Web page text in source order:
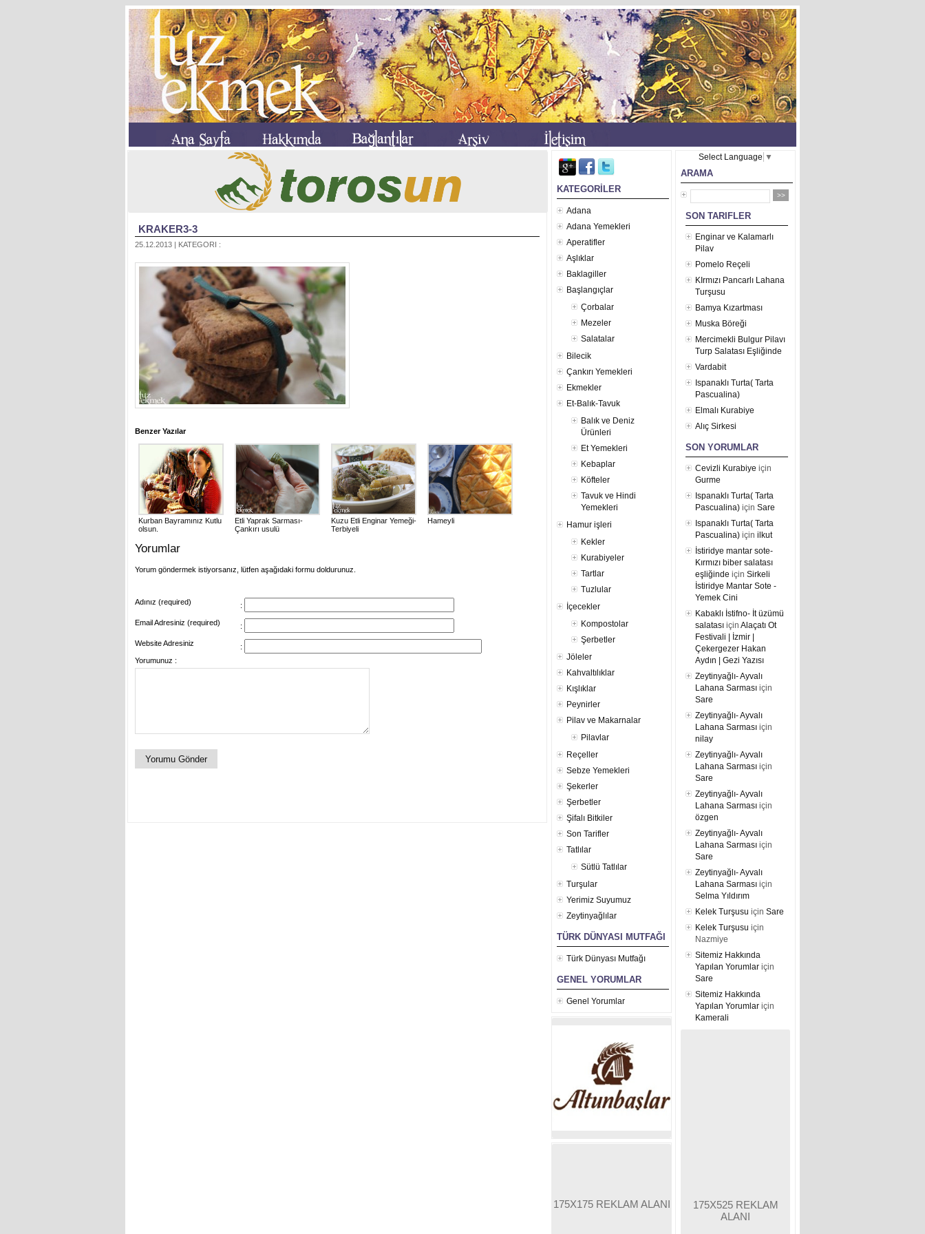
KRAKER3-3
25.12.2013 | KATEGORI :
Benzer Yazılar
Kurban Bayramınız Kutlu
olsun.
Etli Yaprak Sarması-
Çankırı usulü
Kuzu Etli Enginar Yemeği-
Terbiyeli
Hameyli
Yorumlar
Yorum göndermek istiyorsanız, lütfen aşağıdaki formu doldurunuz.
Adınız (required) :
Email Adresiniz (required) :
Website Adresiniz
:
Yorumunuz :
KATEGORİLER
Adana
Adana Yemekleri
Aperatifler
Aşlıklar
Baklagiller
Başlangıçlar
Çorbalar
Mezeler
Salatalar
Bilecik
Çankırı Yemekleri
Ekmekler
Et-Balık-Tavuk
Balık ve Deniz
Ürünleri
Et Yemekleri
Kebaplar
Köfteler
Tavuk ve Hindi
Yemekleri
Hamur işleri
Kekler
Kurabiyeler
Tartlar
Tuzlular
İçecekler
Kompostolar
Şerbetler
Jöleler
Kahvaltılıklar
Kışlıklar
Peynirler
Pilav ve Makarnalar
Pilavlar
Reçeller
Sebze Yemekleri
Şekerler
Şerbetler
Şifalı Bitkiler
Son Tarifler
Tatlılar
Sütlü Tatlılar
Turşular
Yerimiz Suyumuz
Zeytinyağlılar
TÜRK DÜNYASI MUTFAĞI
Türk Dünyası Mutfağı
GENEL YORUMLAR
Genel Yorumlar
175X175 REKLAM ALANI
Select Language ▼
ARAMA
SON TARIFLER
Enginar ve Kalamarlı
Pilav
Pomelo Reçeli
KIrmızı Pancarlı Lahana
Turşusu
Bamya Kızartması
Muska Böreği
Mercimekli Bulgur Pilavı
Turp Salatası Eşliğinde
Vardabit
Ispanaklı Turta( Tarta
Pascualina)
Elmalı Kurabiye
Alıç Sirkesi
SON YORUMLAR
Cevizli Kurabiye için
Gurme
Ispanaklı Turta( Tarta
Pascualina) için Sare
Ispanaklı Turta( Tarta
Pascualina) için ilkut
İstiridye mantar sote-
Kırmızı biber salatası
eşliğinde için Sirkeli
İstiridye Mantar Sote -
Yemek Cini
Kabaklı İstifno- İt üzümü
salatası için Alaçatı Ot
Festivali | İzmir |
Çekergezer Hakan
Aydın | Gezi Yazısı
Zeytinyağlı- Ayvalı
Lahana Sarması için
Sare
Zeytinyağlı- Ayvalı
Lahana Sarması için
nilay
Zeytinyağlı- Ayvalı
Lahana Sarması için
Sare
Zeytinyağlı- Ayvalı
Lahana Sarması için
özgen
Zeytinyağlı- Ayvalı
Lahana Sarması için
Sare
Zeytinyağlı- Ayvalı
Lahana Sarması için
Selma Yıldırım
Kelek Turşusu için Sare
Kelek Turşusu için
Nazmiye
Sitemiz Hakkında
Yapılan Yorumlar için
Sare
Sitemiz Hakkında
Yapılan Yorumlar için
Kamerali
175X525 REKLAM
ALANI